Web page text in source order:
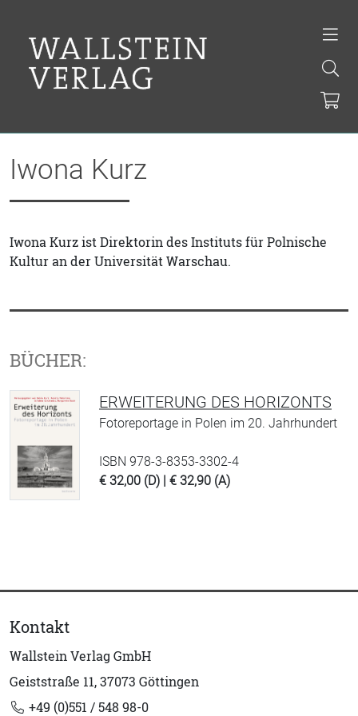
Iwona Kurz
Iwona Kurz ist Direktorin des Instituts für Polnische
Kultur an der Universität Warschau.
BÜCHER:
ERWEITERUNG DES HORIZONTS
Fotoreportage in Polen im 20. Jahrhundert
ISBN 978-3-8353-3302-4
€ 32,00 (D) | € 32,90 (A)
Kontakt
Wallstein Verlag GmbH
Geiststraße 11, 37073 Göttingen
+49 (0)551 / 548 98-0